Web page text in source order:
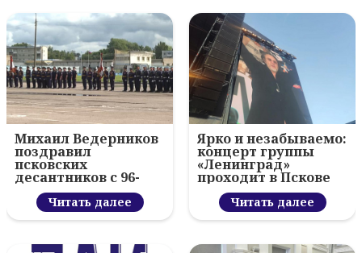
Михаил Ведерников
поздравил
псковских
десантников с 96-
летием ВДВ и
вручил награды
Читать далее
Ярко и незабываемо:
концерт группы
«Ленинград»
проходит в Пскове
Читать далее